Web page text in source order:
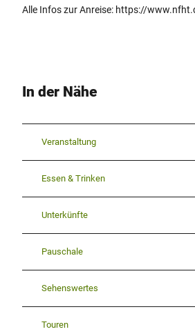
Alle Infos zur Anreise: https://
In der Nähe
Veranstaltung
Essen & Trinken
Unterkünfte
Pauschale
Sehenswertes
Touren